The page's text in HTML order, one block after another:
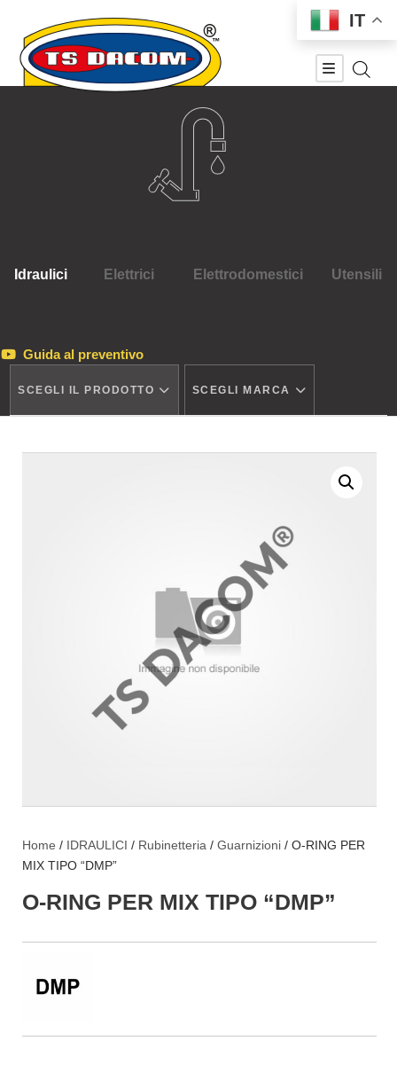
Idraulici Elettrici Elettrodomestici Utensili
Guida al preventivo
SCEGLI IL PRODOTTO SCEGLI MARCA
Home / IDRAULICI / Rubinetteria / Guarnizioni / O-RING PER
MIX TIPO “DMP”
O-RING PER MIX TIPO “DMP”
IT